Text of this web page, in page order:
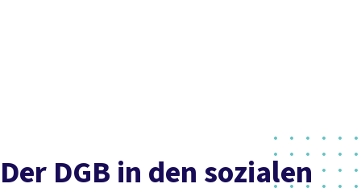
Der DGB in den sozialen